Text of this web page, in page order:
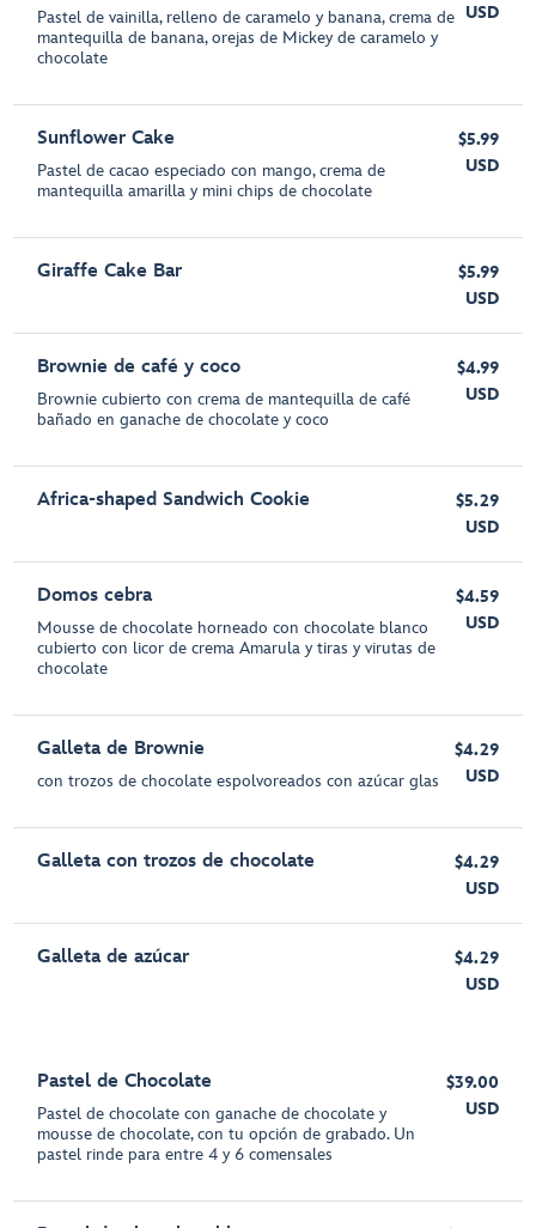
Pastel de vainilla, relleno de caramelo y banana, crema de
mantequilla de banana, orejas de Mickey de caramelo y
chocolate
USD
Sunflower Cake
Pastel de cacao especiado con mango, crema de
mantequilla amarilla y mini chips de chocolate
$5.99
USD
Giraffe Cake Bar
$5.99
USD
Brownie de café y coco
Brownie cubierto con crema de mantequilla de café
bañado en ganache de chocolate y coco
$4.99
USD
Africa-shaped Sandwich Cookie
$5.29
USD
Domos cebra
Mousse de chocolate horneado con chocolate blanco
cubierto con licor de crema Amarula y tiras y virutas de
chocolate
$4.59
USD
Galleta de Brownie
con trozos de chocolate espolvoreados con azúcar glas
$4.29
USD
Galleta con trozos de chocolate
$4.29
USD
Galleta de azúcar
$4.29
USD
Pastel de Chocolate
Pastel de chocolate con ganache de chocolate y
mousse de chocolate, con tu opción de grabado. Un
pastel rinde para entre 4 y 6 comensales
$39.00
USD